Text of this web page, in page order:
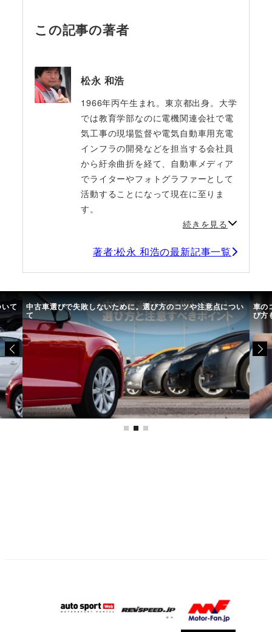
この記事の著者
松永 和浩
1966年丙午生まれ。東京都出身。大学
では教育学部なのに電機関連会社で電
気工事の現場監督や電気自動車用充電
インフラの開発などを担当する会社員
から紆余曲折を経て、自動車メディア
でライターやフォトグラファーとして
活動することになって現在に至りま
す。
続きを見る
著者:松永 和浩の最新記事一覧
て 中古車選びで失敗しないために。選び方のコツや注意点につい
て
車の
び方